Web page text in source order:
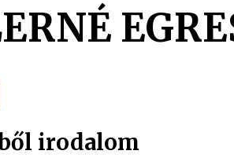
irodalom